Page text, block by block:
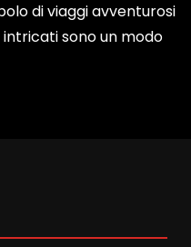
di viaggi avventurosi
sono un modo